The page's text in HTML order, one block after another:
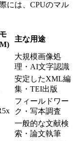
には、CPUのマル
主な用途
大規模画像処
理・AI文字認識
安定したXML編
集・TEI出版
フィールドワー
ク・写本調査
一般的な文献検
索・論文執筆